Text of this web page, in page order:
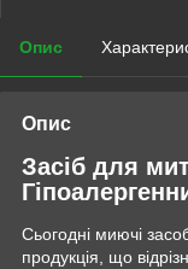
Опис
Опис
Засіб для
Сьогодні миючі
продукція, що